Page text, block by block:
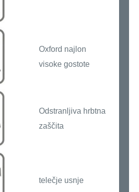
Oxford najlon
visoke gostote
Odstranljiva hrbtna
zaščita
telečje usnje